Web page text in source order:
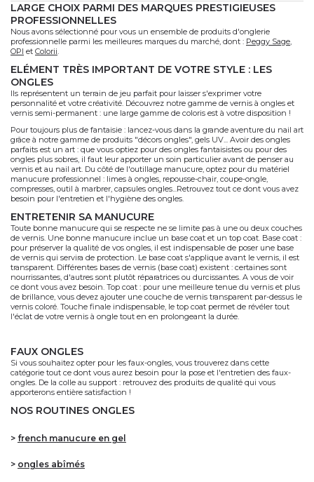
LARGE CHOIX PARMI DES MARQUES PRESTIGIEUSES
PROFESSIONNELLES
Nous avons sélectionné pour vous un ensemble de produits d'onglerie
professionnelle parmi les meilleures marques du marché, dont : Peggy Sage,
OPI et Colorii.
ELÉMENT TRÈS IMPORTANT DE VOTRE STYLE : LES
ONGLES
Ils représentent un terrain de jeu parfait pour laisser s'exprimer votre
personnalité et votre créativité. Découvrez notre gamme de vernis à ongles et
vernis semi-permanent : une large gamme de coloris est à votre disposition !
Pour toujours plus de fantaisie : lancez-vous dans la grande aventure du nail art
grâce à notre gamme de produits "décors ongles", gels UV... Avoir des ongles
parfaits est un art : que vous optiez pour des ongles fantaisistes ou pour des
ongles plus sobres, il faut leur apporter un soin particulier avant de penser au
vernis et au nail art. Du côté de l'outillage manucure, optez pour du matériel
manucure professionnel : limes à ongles, repousse-chair, coupe-ongle,
compresses, outil à marbrer, capsules ongles...Retrouvez tout ce dont vous avez
besoin pour l'entretien et l'hygiène des ongles.
ENTRETENIR SA MANUCURE
Toute bonne manucure qui se respecte ne se limite pas à une ou deux couches
de vernis. Une bonne manucure inclue un base coat et un top coat. Base coat :
pour préserver la qualité de vos ongles, il est indispensable de poser une base
de vernis qui servira de protection. Le base coat s'applique avant le vernis, il est
transparent. Différentes bases de vernis (base coat) existent : certaines sont
nourrissantes, d'autres sont plutôt réparatrices ou durcissantes. A vous de voir
ce dont vous avez besoin. Top coat : pour une meilleure tenue du vernis et plus
de brillance, vous devez ajouter une couche de vernis transparent par-dessus le
vernis coloré. Touche finale indispensable, le top coat permet de révéler tout
l'éclat de votre vernis à ongle tout en en prolongeant la durée.
FAUX ONGLES
Si vous souhaitez opter pour les faux-ongles, vous trouverez dans cette
catégorie tout ce dont vous aurez besoin pour la pose et l'entretien des faux-
ongles. De la colle au support : retrouvez des produits de qualité qui vous
apporterons entière satisfaction !
NOS ROUTINES ONGLES
french manucure en gel
ongles abîmés